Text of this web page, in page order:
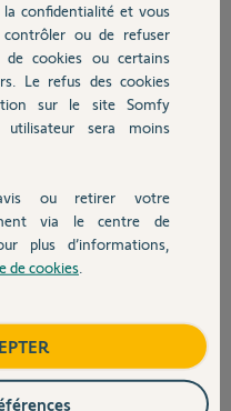
discussion
6 chiffres de votre
confidentialité et vous
contrôler ou de refuser
cookies ou certains
Le refus des cookies
sur le site Somfy
utilisateur sera moins
ou retirer votre
via le centre de
plus d’informations,
de cookies